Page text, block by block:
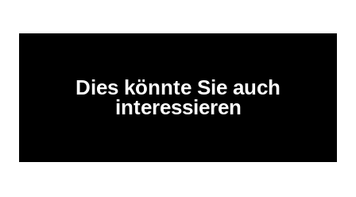
Dies könnte Sie auch
interessieren